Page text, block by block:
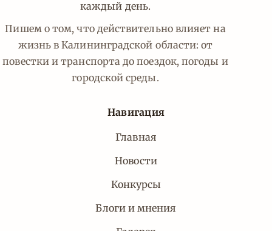
каждый день.
Пишем о том, что действительно влияет на
жизнь в Калининградской области: от
повестки и транспорта до поездок, погоды и
городской среды.
Навигация
Главная
Новости
Конкурсы
Блоги и мнения